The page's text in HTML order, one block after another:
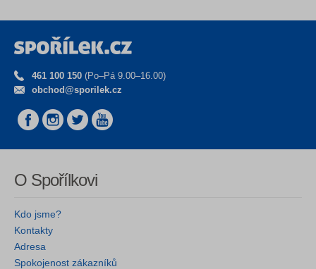
461 100 150 (Po–Pá 9.00–16.00)
obchod@sporilek.cz
O Spořílkovi
Kdo jsme?
Kontakty
Adresa
Spokojenost zákazníků